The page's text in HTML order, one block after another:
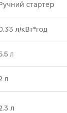
стартер
л/кВт*год
л
л
л